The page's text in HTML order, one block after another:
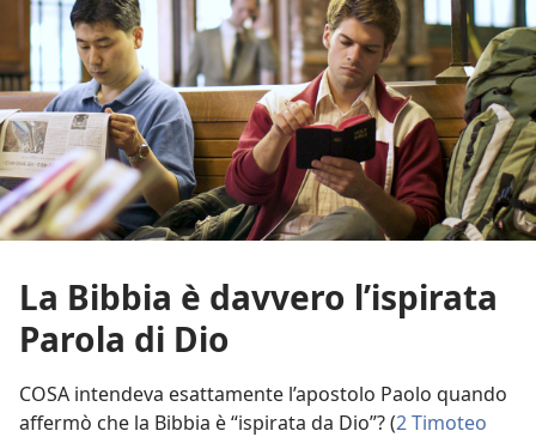
La Bibbia è davvero l’ispirata
Parola di Dio
COSA intendeva esattamente l’apostolo Paolo quando
affermò che la Bibbia è “ispirata da Dio”? (2 Timoteo